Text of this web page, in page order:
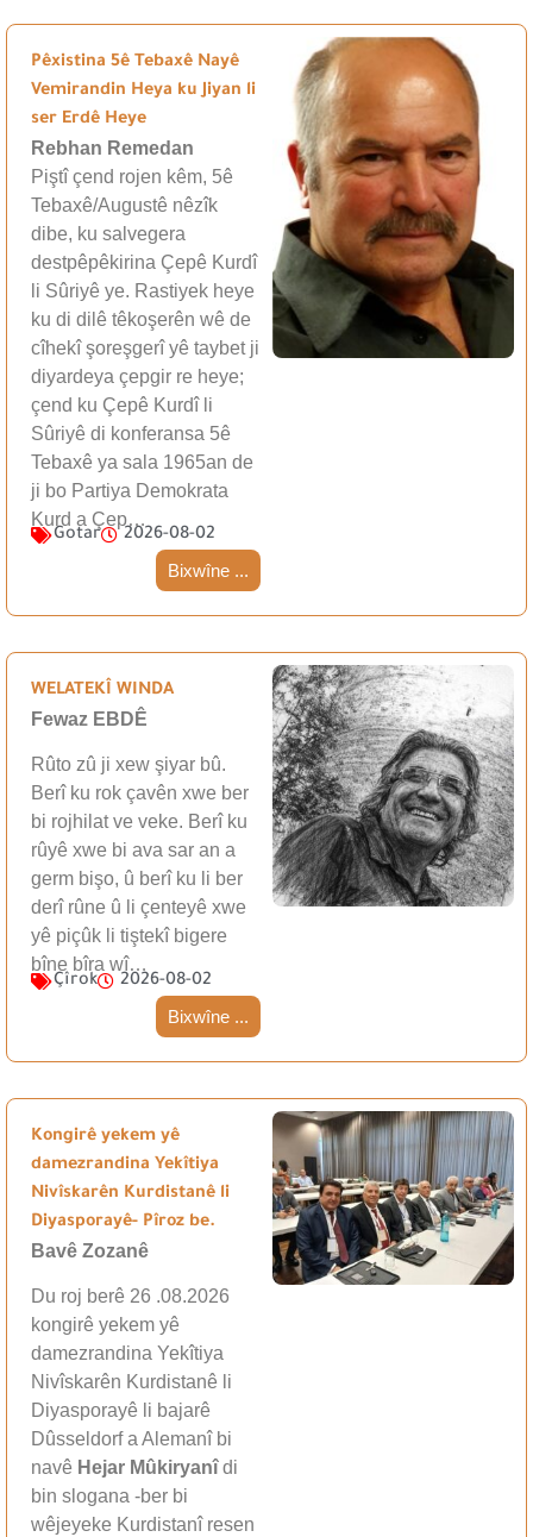
Pêxistina 5ê Tebaxê Nayê
Vemirandin Heya ku Jiyan li
ser Erdê Heye
Rebhan Remedan
Piştî çend rojen kêm, 5ê
Tebaxê/Augustê nêzîk
dibe, ku salvegera
destpêpêkirina Çepê Kurdî
li Sûriyê ye. Rastiyek heye
ku di dilê têkoşerên wê de
cîhekî şoreşgerî yê taybet ji
diyardeya çepgir re heye;
çend ku Çepê Kurdî li
Sûriyê di konferansa 5ê
Tebaxê ya sala 1965an de
ji bo Partiya Demokrata
Kurd a Çep…
Gotar 2026-08-02
Bixwîne ...
WELATEKÎ WINDA
Fewaz EBDÊ
Rûto zû ji xew şiyar bû.
Berî ku rok çavên xwe ber
bi rojhilat ve veke. Berî ku
rûyê xwe bi ava sar an a
germ bişo, û berî ku li ber
derî rûne û li çenteyê xwe
yê piçûk li tiştekî bigere
bîne bîra wî…
Çîrok 2026-08-02
Bixwîne ...
Kongirê yekem yê
damezrandina Yekîtiya
Nivîskarên Kurdistanê li
Diyasporayê- Pîroz be.
Bavê Zozanê
Du roj berê 26 .08.2026
kongirê yekem yê
damezrandina Yekîtiya
Nivîskarên Kurdistanê li
Diyasporayê li bajarê
Dûsseldorf a Alemanî bi
navê Hejar Mûkiryanîdi
bin slogana -ber bi
wêjeyeke Kurdistanî resen